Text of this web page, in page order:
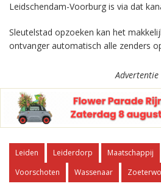
Leidschendam-Voorburg is via dat
Sleutelstad opzoeken kan het
ontvanger automatisch alle zenders
Advertentie
Leiden Leiderdorp Maatschappij
Voorschoten
Wassenaar